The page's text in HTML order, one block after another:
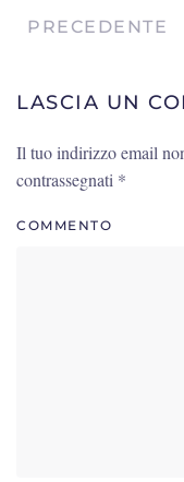
PRECEDENTE
LASCIA UN
Il tuo indirizzo email
contrassegnati *
COMMENTO